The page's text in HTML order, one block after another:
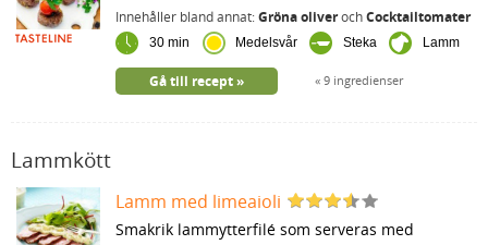
Innehåller bland annat:Gröna oliverochCocktailtomater
30 min Medelsvår Steka Lamm
9 ingredienser
Gå till recept
Lammkött
Lamm med limeaioli
Smakrik lammytterfilé som serveras med